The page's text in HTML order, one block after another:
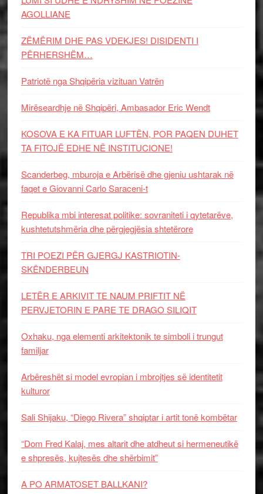
AGOLLIANE
ZËMËRIM DHE PAS VDEKJES! DISIDENTI I
PËRHERSHËM…
Patriotë nga Shqipëria vizituan Vatrën
Mirëseardhje në Shqipëri, Ambasador Eric Wendt
KOSOVA E KA FITUAR LUFTËN, POR PAQEN DUHET
TA FITOJË EDHE NË INSTITUCIONE!
Scanderbeg, mburoja e Arbërisë dhe gjeniu ushtarak në
faqet e Giovanni Carlo Saraceni-t
Republika mbi interesat politike: sovraniteti i qytetarëve,
kushtetutshmëria dhe përgjegjësia shtetërore
TRI POEZI PËR GJERGJ KASTRIOTIN-
SKËNDERBEUN
LETËR E ARKIVIT TE NAUM PRIFTIT NË
PERVJETORIN E PARE TE DRAGO SILIQIT
Oxhaku, nga elementi arkitektonik te simboli i trungut
familjar
Arbëreshët si model evropian i mbrojtjes së identitetit
kulturor
Sali Shijaku, “Diego Rivera” shqiptar i artit tonë kombëtar
“Dom Fred Kalaj, mes altarit dhe atdheut si hermeneutikë
e shpresës, kujtesës dhe shërbimit”
A PO ARMATOSET BALLKANI?